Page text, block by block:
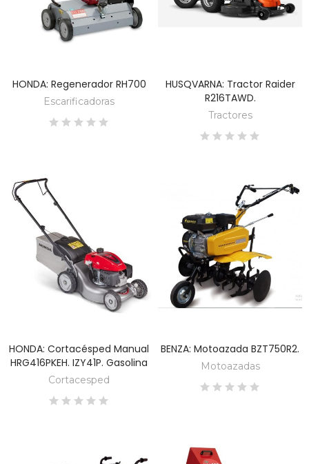
DESCUBRE
HONDA: Regenerador RH700
Escarificadoras
DESCUBRE
HUSQVARNA: Tractor Raider
R216TAWD.
Tractores
DESCUBRE
HONDA: Cortacésped Manual
HRG416PKEH. IZY41P. Gasolina
Cortacesped
DESCUBRE
BENZA: Motoazada BZT750R2.
Motoazadas